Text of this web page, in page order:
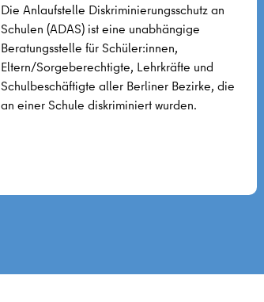
Die Anlaufstelle Diskriminierungsschutz an
Schulen (ADAS) ist eine unabhängige
Beratungsstelle für Schüler:innen,
Eltern/Sorgeberechtigte, Lehrkräfte und
Schulbeschäftigte aller Berliner Bezirke, die
an einer Schule diskriminiert wurden.